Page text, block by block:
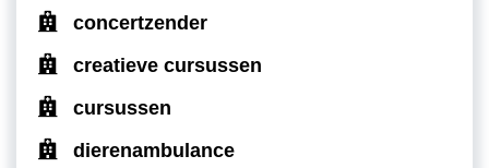
concertzender
creatieve cursussen
cursussen
dierenambulance